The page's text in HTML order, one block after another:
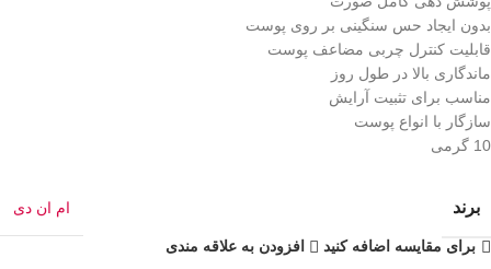
بدون ایجاد حس سنگینی بر روی پوست
قابلیت کنترل چربی مضاعف پوست
ماندگاری بالا در طول روز
مناسب برای تثبیت آرایش
سازگار با انواع پوست
10 گرمی
برند ام ان دی
برای مقایسه اضافه کنید افزودن به علاقه مندی